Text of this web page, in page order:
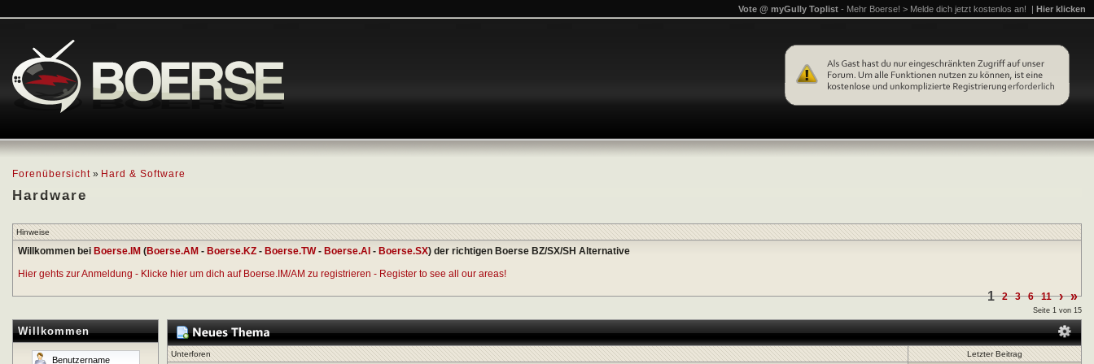
Forenübersicht » Hard & Software
Hardware
Vote @ myGully Toplist - Mehr Boerse! > Melde dich jetzt kostenlos an! | Hier klicken
Hinweise
Willkommen bei Boerse.IM (Boerse.AM - Boerse.KZ - Boerse.TW- Boerse.AI - Boerse.SX) der richtigen Boerse BZ/SX/SH Alternative
Hier gehts zur Anmeldung - Klicke hier um dich auf Boerse.IM/AM zu registrieren - Register to see all our areas!
Willkommen
1 2 3 6 11 › »
Seite 1 von 15
Unterforen Letzter Beitrag